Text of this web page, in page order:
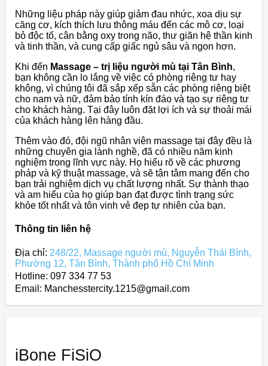
Những liệu pháp này giúp giảm đau nhức, xoa dịu sự
căng cơ, kích thích lưu thông máu đến các mô cơ, loại
bỏ độc tố, cân bằng oxy trong não, thư giãn hệ thần kinh
và tinh thần, và cung cấp giấc ngủ sâu và ngon hơn.
Khi đến Massage – trị liệu người mù tại Tân Bình,
bạn không cần lo lắng về việc có phòng riêng tư hay
không, vì chúng tôi đã sắp xếp sẵn các phòng riêng biệt
cho nam và nữ, đảm bảo tính kín đáo và tạo sự riêng tư
cho khách hàng. Tại đây luôn đặt lợi ích và sự thoải mái
của khách hàng lên hàng đầu.
Thêm vào đó, đội ngũ nhân viên massage tại đây đều là
những chuyên gia lành nghề, đã có nhiều năm kinh
nghiệm trong lĩnh vực này. Họ hiểu rõ về các phương
pháp và kỹ thuật massage, và sẽ tận tâm mang đến cho
bạn trải nghiệm dịch vụ chất lượng nhất. Sự thành thạo
và am hiểu của họ giúp bạn đạt được tình trạng sức
khỏe tốt nhất và tôn vinh vẻ đẹp tự nhiên của bạn.
Thông tin liên hệ
Địa chỉ: 248/22, Massage người mù, Nguyễn Thái Bình,
Phường 12, Tân Bình, Thành phố Hồ Chí Minh
Hotline: 097 334 77 53
Email: Manchesstercity.1215@gmail.com
iBone FiSiO